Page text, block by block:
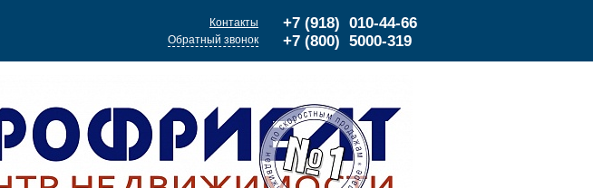
+7 (918) 010-44-66
+7 (800) 5000-319
Контакты
Обратный звонок